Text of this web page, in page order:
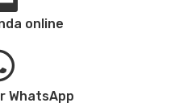
online
WhatsApp